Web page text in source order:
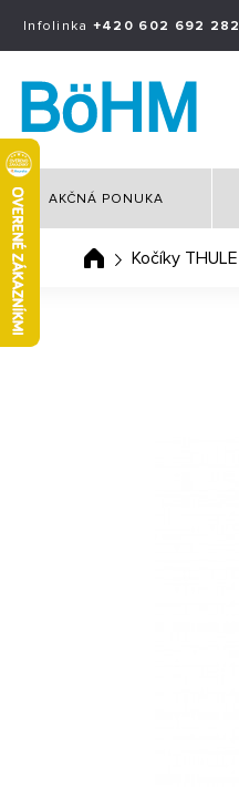
Infolinka +420 602 692 282
AKČNÁ PONUKA
Kočíky THULE